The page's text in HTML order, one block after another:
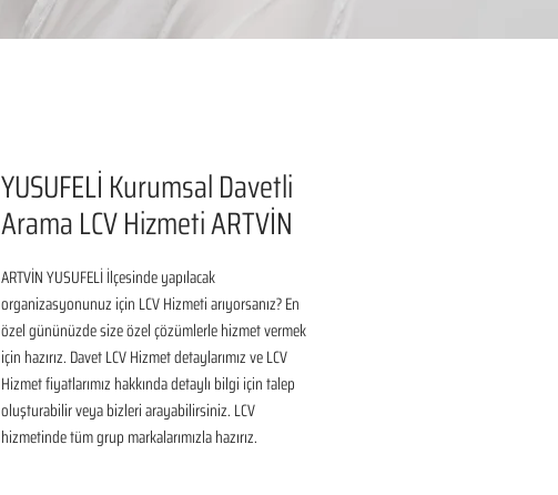
YUSUFELİ Kurumsal Davetli
Arama LCV Hizmeti ARTVİN
ARTVİN YUSUFELİ İlçesinde yapılacak
organizasyonunuz için LCV Hizmeti arıyorsanız? En
özel gününüzde size özel çözümlerle hizmet vermek
için hazırız. Davet LCV Hizmet detaylarımız ve LCV
Hizmet fiyatlarımız hakkında detaylı bilgi için talep
oluşturabilir veya bizleri arayabilirsiniz. LCV
hizmetinde tüm grup markalarımızla hazırız.